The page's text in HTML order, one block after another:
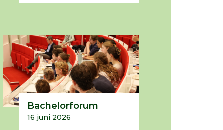
Bachelorforum
16 juni 2026